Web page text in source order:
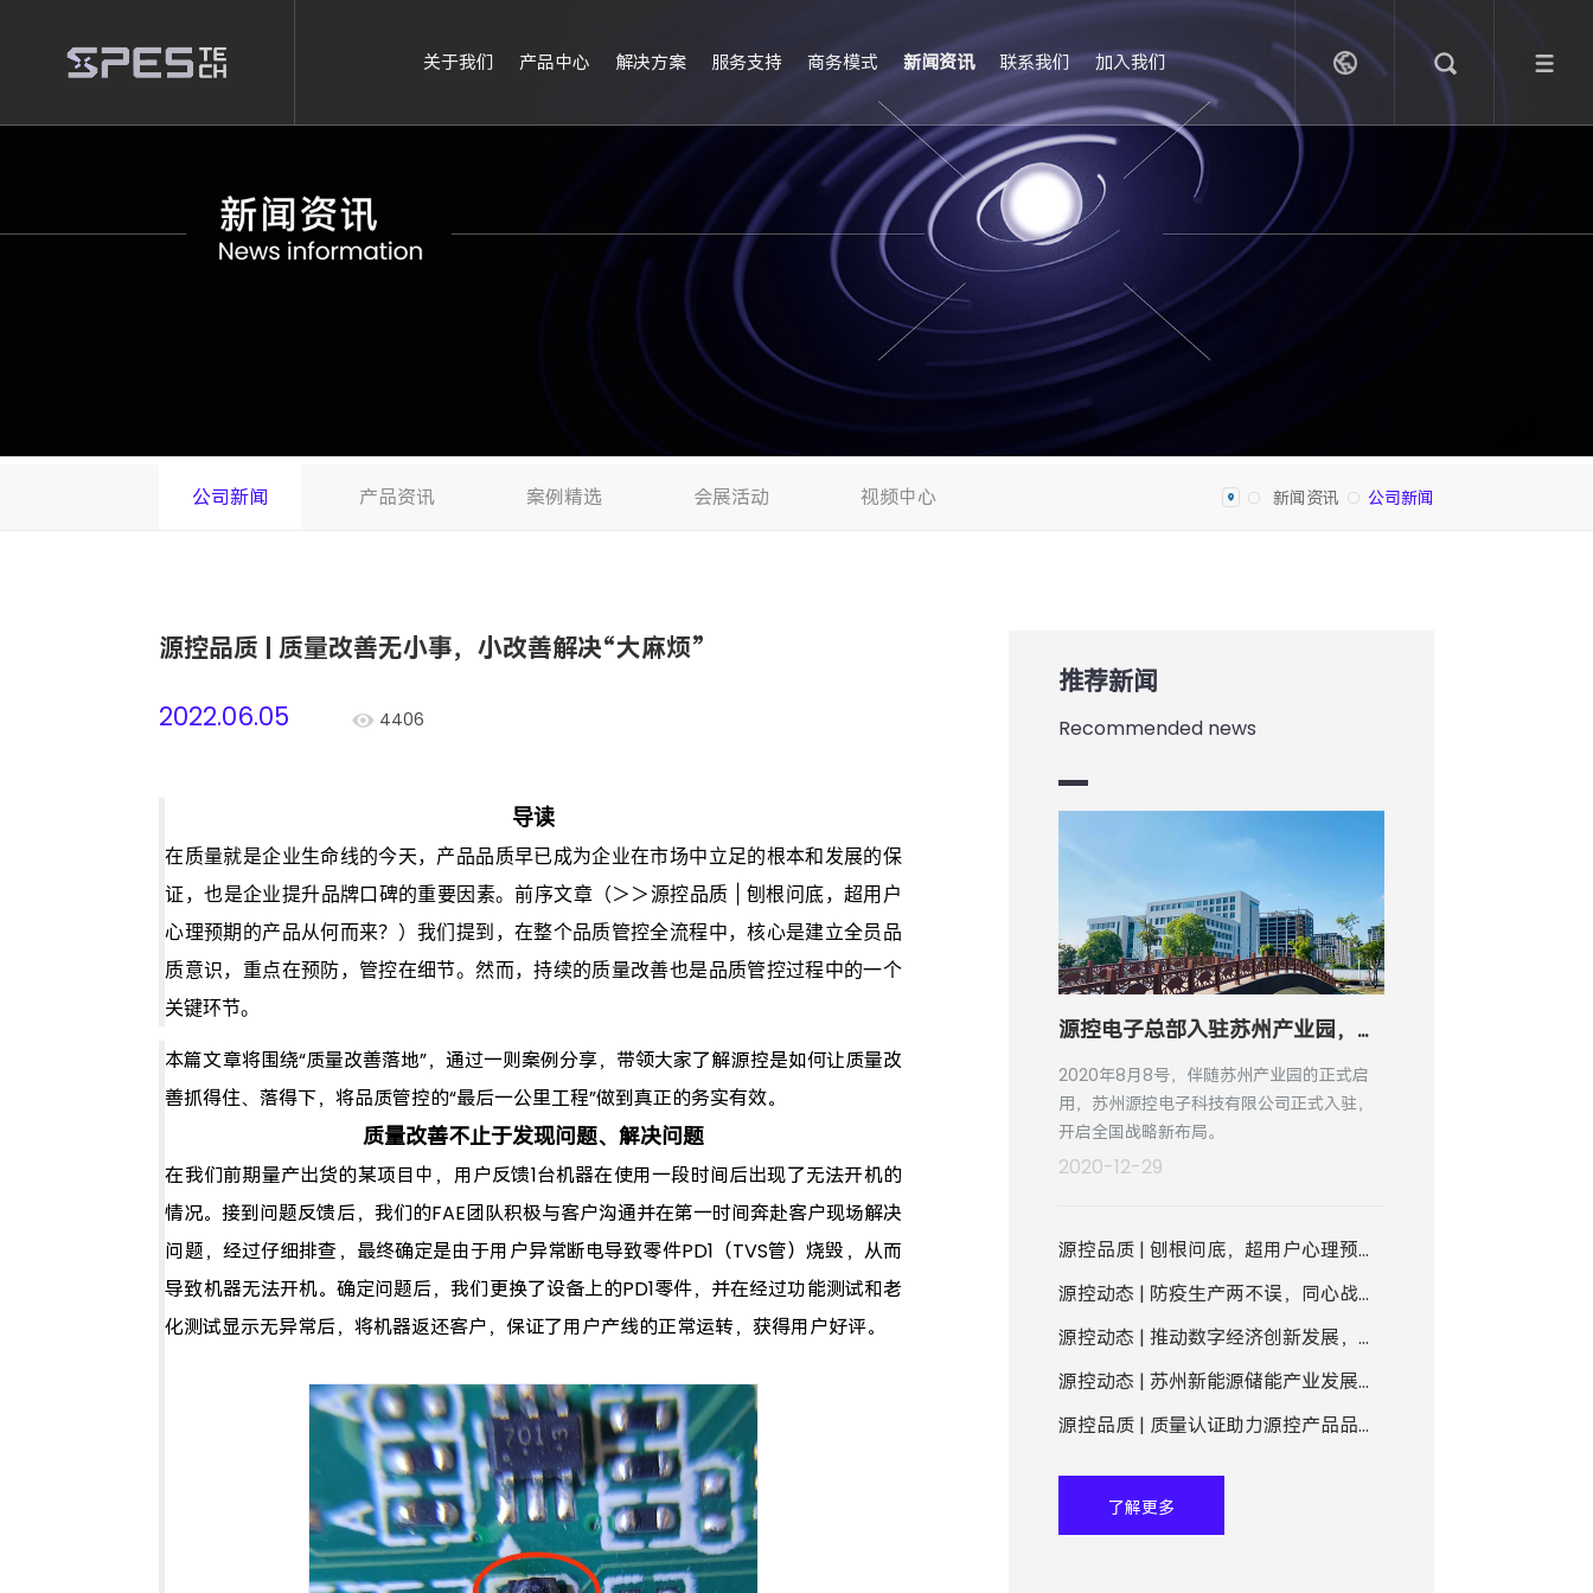
关于我们 产品中心 解决方案 服务支持 商务模式 新闻资讯 联系我们 加入我们
公司新闻 产品资讯 案例精选 会展活动 视频中心 新闻资讯 公司新闻
源控品质 | 质量改善无小事，小改善解决“大麻烦”
2022.06.05 4406
导读
在质量就是企业生命线的今天，产品品质早已成为企业在市场中立足的根本和发展的保
证，也是企业提升品牌口碑的重要因素。前序文章（＞＞源控品质 | 刨根问底，超用户
心理预期的产品从何而来？）我们提到，在整个品质管控全流程中，核心是建立全员品
质意识，重点在预防，管控在细节。然而，持续的质量改善也是品质管控过程中的一个
关键环节。
本篇文章将围绕“质量改善落地”，通过一则案例分享，带领大家了解源控是如何让质量改
善抓得住、落得下，将品质管控的“最后一公里工程”做到真正的务实有效。
质量改善不止于发现问题、解决问题
在我们前期量产出货的某项目中，用户反馈1台机器在使用一段时间后出现了无法开机的
情况。接到问题反馈后，我们的FAE团队积极与客户沟通并在第一时间奔赴客户现场解决
问题，经过仔细排查，最终确定是由于用户异常断电导致零件PD1（TVS管）烧毁，从而
导致机器无法开机。 确定问题后，我们更换了设备上的PD1零件，并在经过功能测试和老
化测试显示无异常后，将机器返还客户，保证了用户产线的正常运转，获得用户好评。
推荐新闻
Recommended news
源控电子总部入驻苏州产业园，开启「智造」新征程
2020年8月8号，伴随苏州产业园的正式启
用，苏州源控电子科技有限公司正式入驻，
开启全国战略新布局。
2020-12-29
源控品质 | 刨根问底，超用户心理预期的产品从何而来？
源控动态 | 防疫生产两不误，同心战疫保交付
源控动态 | 推动数字经济创新发展，源控电子入驻国家级工业互联网平台应用创新体验中心
源控动态 | 苏州新能源储能产业发展与安全系统研讨会在CVTE苏州产业园成功举办
源控品质 | 质量认证助力源控产品品质升级
了解更多